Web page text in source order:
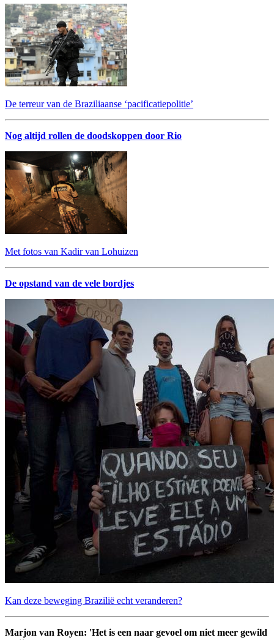
De terreur van de Braziliaanse ‘pacificatiepolitie’
Nog altijd rollen de doodskoppen door Rio
Met fotos van Kadir van Lohuizen
De opstand van de vele bordjes
Kan deze beweging Brazilië echt veranderen?
Marjon van Royen: 'Het is een naar gevoel om niet meer gewild